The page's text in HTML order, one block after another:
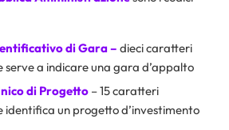
di Gara – dieci caratteri
serve a indicare una gara d’appalto
di Progetto– 15 caratteri
identifica un progetto d’investimento